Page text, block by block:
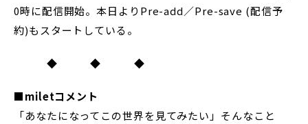
0時に配信開始。本日よりPre-add／Pre-save (配信予
約)もスタートしている。
◆ ◆ ◆
■miletコメント
「あなたになってこの世界を見てみたい」そんなこと